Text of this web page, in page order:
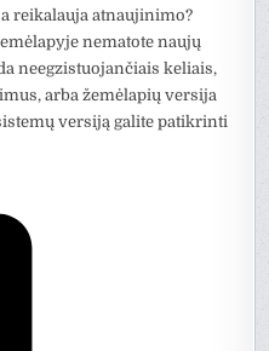
reikalauja atnaujinimo?
nematote naujų
neegzistuojančiais keliais,
arba žemėlapių versija
versiją galite patikrinti